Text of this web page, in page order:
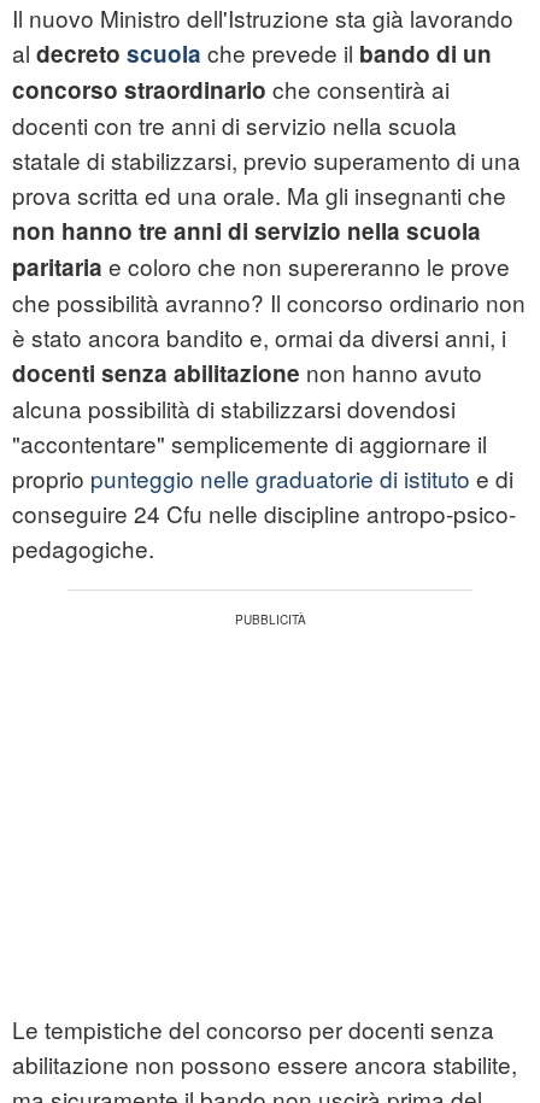
Il nuovo Ministro dell'Istruzione sta già lavorando
al decreto scuola che prevede il bando di un
concorso straordinario che consentirà ai
docenti con tre anni di servizio nella scuola
statale di stabilizzarsi, previo superamento di una
prova scritta ed una orale. Ma gli insegnanti che
non hanno tre anni di servizio nella scuola
paritaria e coloro che non supereranno le prove
che possibilità avranno? Il concorso ordinario non
è stato ancora bandito e, ormai da diversi anni, i
docenti senza abilitazione non hanno avuto
alcuna possibilità di stabilizzarsi dovendosi
"accontentare" semplicemente di aggiornare il
proprio punteggio nelle graduatorie di istituto e di
conseguire 24 Cfu nelle discipline antropo-psico-
pedagogiche.
Le tempistiche del concorso per docenti senza
abilitazione non possono essere ancora stabilite,